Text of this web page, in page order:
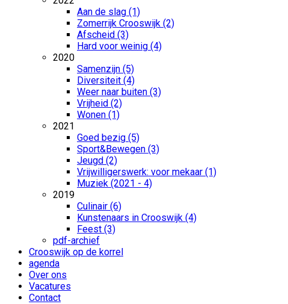
Aan de slag (1)
Zomerrijk Crooswijk (2)
Afscheid (3)
Hard voor weinig (4)
2020
Samenzijn (5)
Diversiteit (4)
Weer naar buiten (3)
Vrijheid (2)
Wonen (1)
2021
Goed bezig (5)
Sport&Bewegen (3)
Jeugd (2)
Vrijwilligerswerk: voor mekaar (1)
Muziek (2021 - 4)
2019
Culinair (6)
Kunstenaars in Crooswijk (4)
Feest (3)
pdf-archief
Crooswijk op de korrel
agenda
Over ons
Vacatures
Contact